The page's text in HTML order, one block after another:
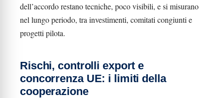
dell’accordo restano tecniche, poco visibili, e si misurano
nel lungo periodo, tra investimenti, comitati congiunti e
progetti pilota.
Rischi, controlli export e
concorrenza UE: i limiti della
cooperazione